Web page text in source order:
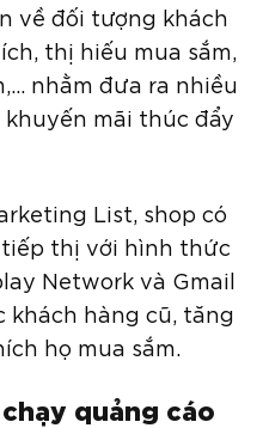
về đối tượng khách
thị hiếu mua sắm,
nhằm đưa ra nhiều
mãi thúc đẩy
List, shop có
thị với hình thức
Network và Gmail
khách hàng cũ, tăng
họ mua sắm.
quảng cáo